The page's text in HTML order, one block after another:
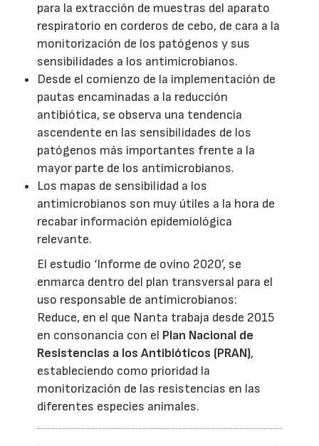
para la extracción de muestras del aparato
respiratorio en corderos de cebo, de cara a la
monitorización de los patógenos y sus
sensibilidades a los antimicrobianos.
Desde el comienzo de la implementación de
pautas encaminadas a la reducción
antibiótica, se observa una tendencia
ascendente en las sensibilidades de los
patógenos más importantes frente a la
mayor parte de los antimicrobianos.
Los mapas de sensibilidad a los
antimicrobianos son muy útiles a la hora de
recabar información epidemiológica
relevante.
El estudio ‘Informe de ovino 2020’, se
enmarca dentro del plan transversal para el
uso responsable de antimicrobianos:
Reduce, en el que Nanta trabaja desde 2015
en consonancia con el Plan Nacional de
Resistencias a los Antibióticos (PRAN),
estableciendo como prioridad la
monitorización de las resistencias en las
diferentes especies animales.